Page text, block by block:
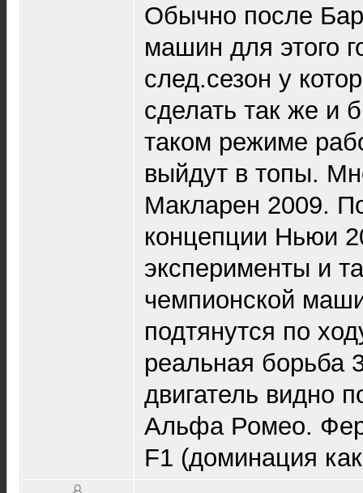
Обычно после
машин для этого
след.сезон у
сделать так же и
таком режиме
выйдут в топы.
Макларен 2009.
концепции Ньюи
эксперименты и
чемпионской
подтянутся по
реальная борьба
двигатель видно
Альфа Ромео.
F1 (доминация